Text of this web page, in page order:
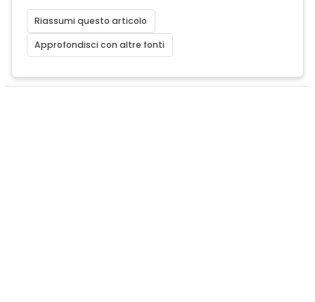
Riassumi questo articolo
Approfondisci con altre fonti